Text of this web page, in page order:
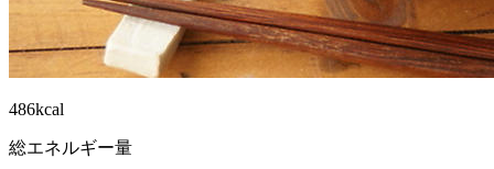
486kcal
総エネルギー量